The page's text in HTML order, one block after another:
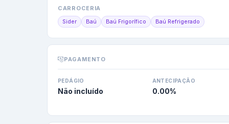
CARROCERIA
Sider Baú Baú Frigorífico Baú Refrigerado
PAGAMENTO
PEDÁGIO
Não incluído
ANTECIPAÇÃO
0.00%